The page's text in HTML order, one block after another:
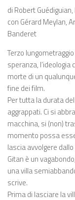
di Robert
con Gérard Meylan,
Banderet
Terzo
speranza,
morte di un
fine dei film.
Per tutta la durata
aggrappati. Ci si
macchina, si (non)
momento possa
lascia avvolgere
Gitan è un
una villa
scrive.
Prima di lasciare la